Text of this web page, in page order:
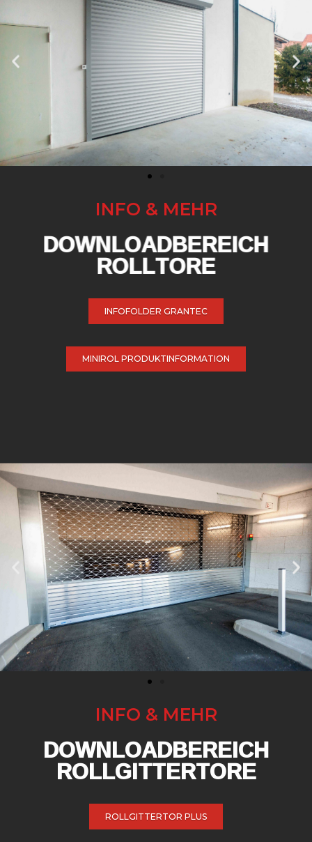
INFO & MEHR
DOWNLOADBEREICH
ROLLTORE
INFOFOLDER GRANTEC
MINIROL PRODUKTINFORMATION
INFO & MEHR
DOWNLOADBEREICH
ROLLGITTERTORE
ROLLGITTERTOR PLUS